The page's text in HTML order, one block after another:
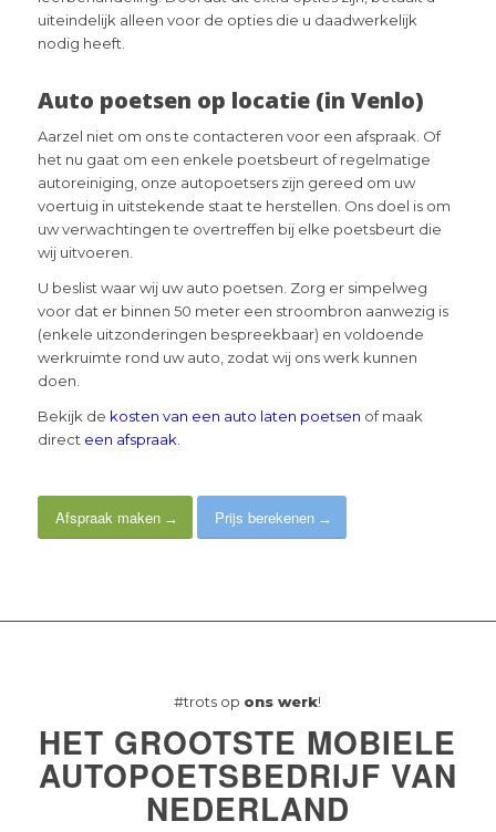
uiteindelijk alleen voor de opties die u daadwerkelijk
nodig heeft.
Auto poetsen op locatie (in Venlo)
Aarzel niet om ons te contacteren voor een afspraak. Of
het nu gaat om een enkele poetsbeurt of regelmatige
autoreiniging, onze autopoetsers zijn gereed om uw
voertuig in uitstekende staat te herstellen. Ons doel is om
uw verwachtingen te overtreffen bij elke poetsbeurt die
wij uitvoeren.
U beslist waar wij uw auto poetsen. Zorg er simpelweg
voor dat er binnen 50 meter een stroombron aanwezig is
(enkele uitzonderingen bespreekbaar) en voldoende
werkruimte rond uw auto, zodat wij ons werk kunnen
doen.
Bekijk de kosten van een auto laten poetsen of maak
direct een afspraak.
Afspraak maken Prijs berekenen
#trots op ons werk!
HET GROOTSTE MOBIELE
AUTOPOETSBEDRIJF VAN
NEDERLAND